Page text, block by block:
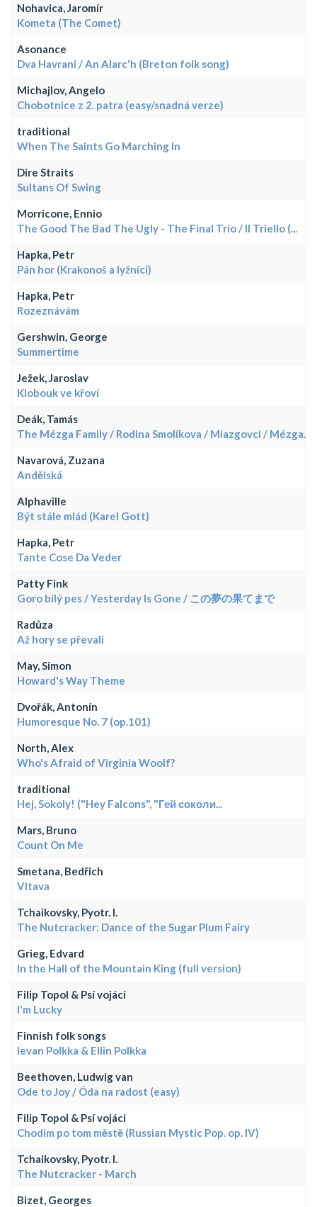
Nohavica, Jaromír
Kometa (The Comet)
Asonance
Dva Havrani / An Alarc'h (Breton folk song)
Michajlov, Angelo
Chobotnice z 2. patra (easy/snadná verze)
traditional
When The Saints Go Marching In
Dire Straits
Sultans Of Swing
Morricone, Ennio
The Good The Bad The Ugly - The Final Trio / Il Triello (...
Hapka, Petr
Pán hor (Krakonoš a lyžníci)
Hapka, Petr
Rozeznávám
Gershwin, George
Summertime
Ježek, Jaroslav
Klobouk ve křoví
Deák, Tamás
The Mézga Family / Rodina Smolíkova / Miazgovci / Mézga...
Navarová, Zuzana
Andělská
Alphaville
Být stále mlád (Karel Gott)
Hapka, Petr
Tante Cose Da Veder
Patty Fink
Goro bílý pes / Yesterday Is Gone / この夢の果てまで
Radůza
Až hory se převalí
May, Simon
Howard's Way Theme
Dvořák, Antonín
Humoresque No. 7 (op.101)
North, Alex
Who's Afraid of Virginia Woolf?
traditional
Hej, Sokoly! ("Hey Falcons", "Гей соколи...
Mars, Bruno
Count On Me
Smetana, Bedřich
Vltava
Tchaikovsky, Pyotr. I.
The Nutcracker: Dance of the Sugar Plum Fairy
Grieg, Edvard
In the Hall of the Mountain King (full version)
Filip Topol & Psí vojáci
I'm Lucky
Finnish folk songs
Ievan Polkka & Ellin Polkka
Beethoven, Ludwig van
Ode to Joy / Óda na radost (easy)
Filip Topol & Psí vojáci
Chodim po tom městě (Russian Mystic Pop. op. IV)
Tchaikovsky, Pyotr. I.
The Nutcracker - March
Bizet, Georges